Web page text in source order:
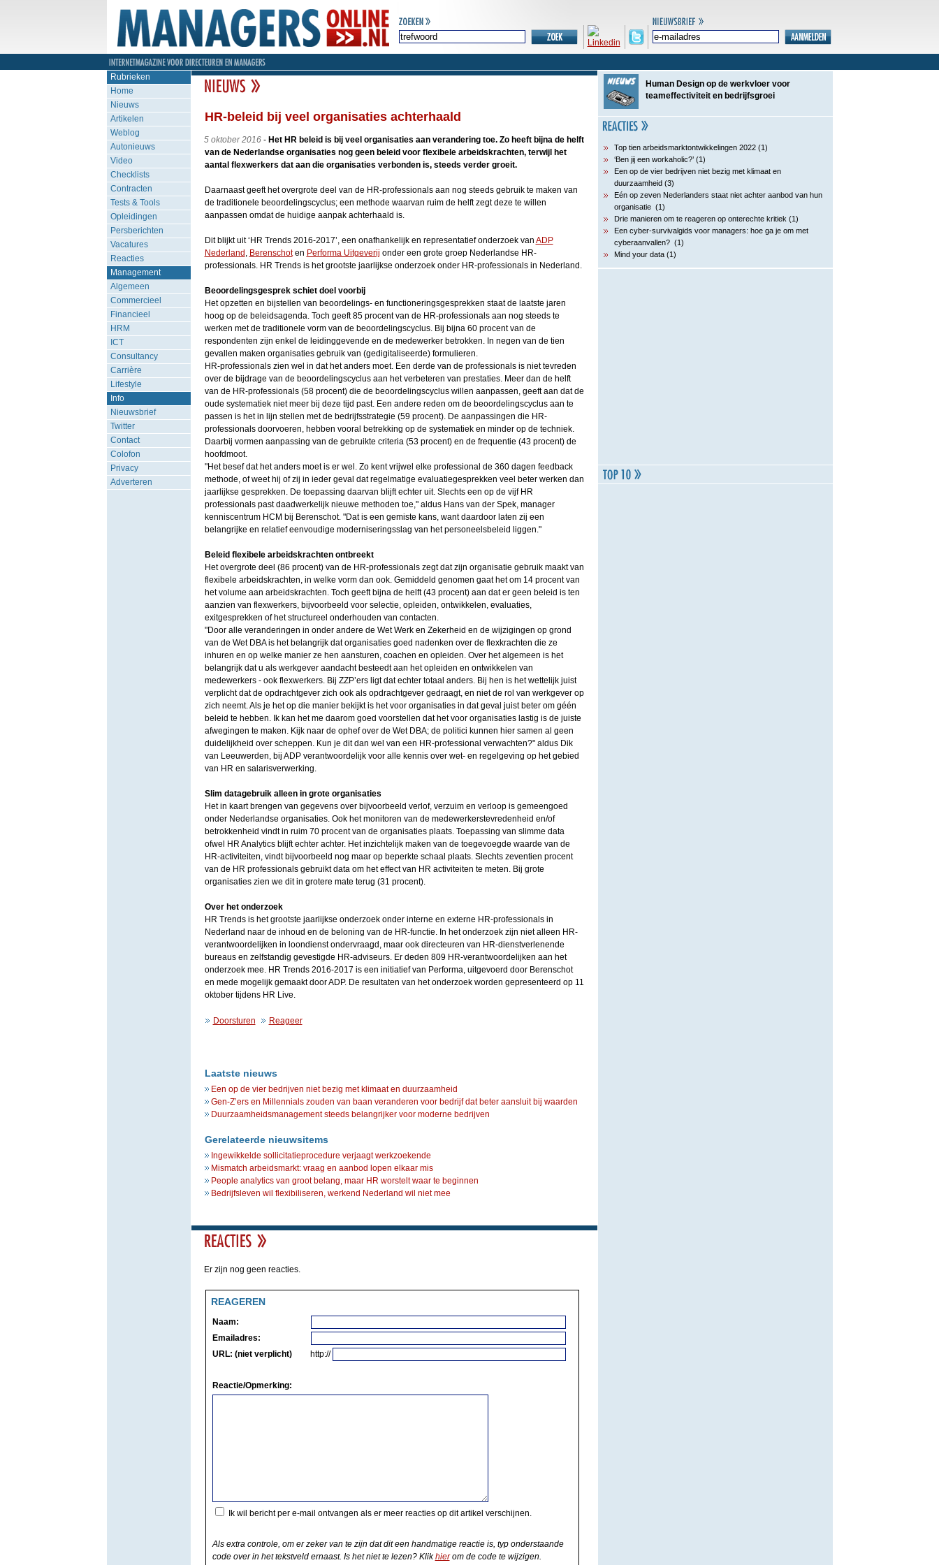
Rubrieken
Home
Nieuws
Artikelen
Weblog
Autonieuws
Video
Checklists
Contracten
Tests & Tools
Opleidingen
Persberichten
Vacatures
Reacties
Management
Algemeen
Commercieel
Financieel
HRM
ICT
Consultancy
Carrière
Lifestyle
Info
Nieuwsbrief
Twitter
Contact
Colofon
Privacy
Adverteren
HR-beleid bij veel organisaties achterhaald
5 oktober 2016- Het HR beleid is bij veel organisaties aan verandering toe. Zo heeft bijna de helft
van de Nederlandse organisaties nog geen beleid voor flexibele arbeidskrachten, terwijl het
aantal flexwerkers dat aan die organisaties verbonden is, steeds verder groeit.
Daarnaast geeft het overgrote deel van de HR-professionals aan nog steeds gebruik te maken van
de traditionele beoordelingscyclus; een methode waarvan ruim de helft zegt deze te willen
aanpassen omdat de huidige aanpak achterhaald is.
Dit blijkt uit ‘HR Trends 2016-2017’, een onafhankelijk en representatief onderzoek van ADP
Nederland , Berenschoten Performa Uitgeverij onder een grote groep Nederlandse HR-
professionals. HR Trends is het grootste jaarlijkse onderzoek onder HR-professionals in Nederland.
Beoordelingsgesprek schiet doel voorbij
Het opzetten en bijstellen van beoordelings- en functioneringsgesprekken staat de laatste jaren
hoog op de beleidsagenda. Toch geeft 85 procent van de HR-professionals aan nog steeds te
werken met de traditionele vorm van de beoordelingscyclus. Bij bijna 60 procent van de
respondenten zijn enkel de leidinggevende en de medewerker betrokken. In negen van de tien
gevallen maken organisaties gebruik van (gedigitaliseerde) formulieren.
HR-professionals zien wel in dat het anders moet. Een derde van de professionals is niet tevreden
over de bijdrage van de beoordelingscyclus aan het verbeteren van prestaties. Meer dan de helft
van de HR-professionals (58 procent) die de beoordelingscyclus willen aanpassen, geeft aan dat de
oude systematiek niet meer bij deze tijd past. Een andere reden om de beoordelingscyclus aan te
passen is het in lijn stellen met de bedrijfsstrategie (59 procent). De aanpassingen die HR-
professionals doorvoeren, hebben vooral betrekking op de systematiek en minder op de techniek.
Daarbij vormen aanpassing van de gebruikte criteria (53 procent) en de frequentie (43 procent) de
hoofdmoot.
"Het besef dat het anders moet is er wel. Zo kent vrijwel elke professional de 360 dagen feedback
methode, of weet hij of zij in ieder geval dat regelmatige evaluatiegesprekken veel beter werken dan
jaarlijkse gesprekken. De toepassing daarvan blijft echter uit. Slechts een op de vijf HR
professionals past daadwerkelijk nieuwe methoden toe," aldus Hans van der Spek, manager
kenniscentrum HCM bij Berenschot. "Dat is een gemiste kans, want daardoor laten zij een
belangrijke en relatief eenvoudige moderniseringsslag van het personeelsbeleid liggen."
Beleid flexibele arbeidskrachten ontbreekt
Het overgrote deel (86 procent) van de HR-professionals zegt dat zijn organisatie gebruik maakt van
flexibele arbeidskrachten, in welke vorm dan ook. Gemiddeld genomen gaat het om 14 procent van
het volume aan arbeidskrachten. Toch geeft bijna de helft (43 procent) aan dat er geen beleid is ten
aanzien van flexwerkers, bijvoorbeeld voor selectie, opleiden, ontwikkelen, evaluaties,
exitgesprekken of het structureel onderhouden van contacten.
"Door alle veranderingen in onder andere de Wet Werk en Zekerheid en de wijzigingen op grond
van de Wet DBA is het belangrijk dat organisaties goed nadenken over de flexkrachten die ze
inhuren en op welke manier ze hen aansturen, coachen en opleiden. Over het algemeen is het
belangrijk dat u als werkgever aandacht besteedt aan het opleiden en ontwikkelen van
medewerkers - ook flexwerkers. Bij ZZP’ers ligt dat echter totaal anders. Bij hen is het wettelijk juist
verplicht dat de opdrachtgever zich ook als opdrachtgever gedraagt, en niet de rol van werkgever op
zich neemt. Als je het op die manier bekijkt is het voor organisaties in dat geval juist beter om géén
beleid te hebben. Ik kan het me daarom goed voorstellen dat het voor organisaties lastig is de juiste
afwegingen te maken. Kijk naar de ophef over de Wet DBA; de politici kunnen hier samen al geen
duidelijkheid over scheppen. Kun je dit dan wel van een HR-professional verwachten?" aldus Dik
van Leeuwerden, bij ADP verantwoordelijk voor alle kennis over wet- en regelgeving op het gebied
van HR en salarisverwerking.
Slim datagebruik alleen in grote organisaties
Het in kaart brengen van gegevens over bijvoorbeeld verlof, verzuim en verloop is gemeengoed
onder Nederlandse organisaties. Ook het monitoren van de medewerkerstevredenheid en/of
betrokkenheid vindt in ruim 70 procent van de organisaties plaats. Toepassing van slimme data
ofwel HR Analytics blijft echter achter. Het inzichtelijk maken van de toegevoegde waarde van de
HR-activiteiten, vindt bijvoorbeeld nog maar op beperkte schaal plaats. Slechts zeventien procent
van de HR professionals gebruikt data om het effect van HR activiteiten te meten. Bij grote
organisaties zien we dit in grotere mate terug (31 procent).
Over het onderzoek
HR Trends is het grootste jaarlijkse onderzoek onder interne en externe HR-professionals in
Nederland naar de inhoud en de beloning van de HR-functie. In het onderzoek zijn niet alleen HR-
verantwoordelijken in loondienst ondervraagd, maar ook directeuren van HR-dienstverlenende
bureaus en zelfstandig gevestigde HR-adviseurs. Er deden 809 HR-verantwoordelijken aan het
onderzoek mee. HR Trends 2016-2017 is een initiatief van Performa, uitgevoerd door Berenschot
en mede mogelijk gemaakt door ADP. De resultaten van het onderzoek worden gepresenteerd op 11
oktober tijdens HR Live.
Doorsturen Reageer
Laatste nieuws
Een op de vier bedrijven niet bezig met klimaat en duurzaamheid
Gen-Z’ers en Millennials zouden van baan veranderen voor bedrijf dat beter aansluit bij waarden
Duurzaamheidsmanagement steeds belangrijker voor moderne bedrijven
Gerelateerde nieuwsitems
Ingewikkelde sollicitatieprocedure verjaagt werkzoekende
Mismatch arbeidsmarkt: vraag en aanbod lopen elkaar mis
People analytics van groot belang, maar HR worstelt waar te beginnen
Bedrijfsleven wil flexibiliseren, werkend Nederland wil niet mee
Er zijn nog geen reacties.
REAGEREN
Naam:
Emailadres:
URL: (niet verplicht)
http://
Reactie/Opmerking:
Ik wil bericht per e-mail ontvangen als er meer reacties op dit artikel verschijnen.
Als extra controle, om er zeker van te zijn dat dit een handmatige reactie is, typ onderstaande
code over in het tekstveld ernaast. Is het niet te lezen? Klikhierom de code te wijzigen.
Human Design op de werkvloer voor
teameffectiviteit en bedrijfsgroei
Top tien arbeidsmarktontwikkelingen 2022 (1)
‘Ben jij een workaholic?’ (1)
Een op de vier bedrijven niet bezig met klimaat en
duurzaamheid (3)
Eén op zeven Nederlanders staat niet achter aanbod van hun
organisatie (1)
Drie manieren om te reageren op onterechte kritiek (1)
Een cyber-survivalgids voor managers: hoe ga je om met
cyberaanvallen? (1)
Mind your data (1)